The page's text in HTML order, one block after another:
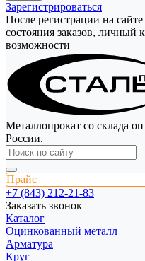
Зарегистрироваться
После регистрации на
состояния заказов, личный
возможности
Металлопрокат со склада
России.
Прайс
+7 (843) 212-21-83
Заказать звонок
Каталог
Оцинкованный металл
Арматура
Круг